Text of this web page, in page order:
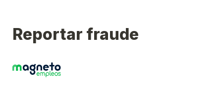
Reportar fraude